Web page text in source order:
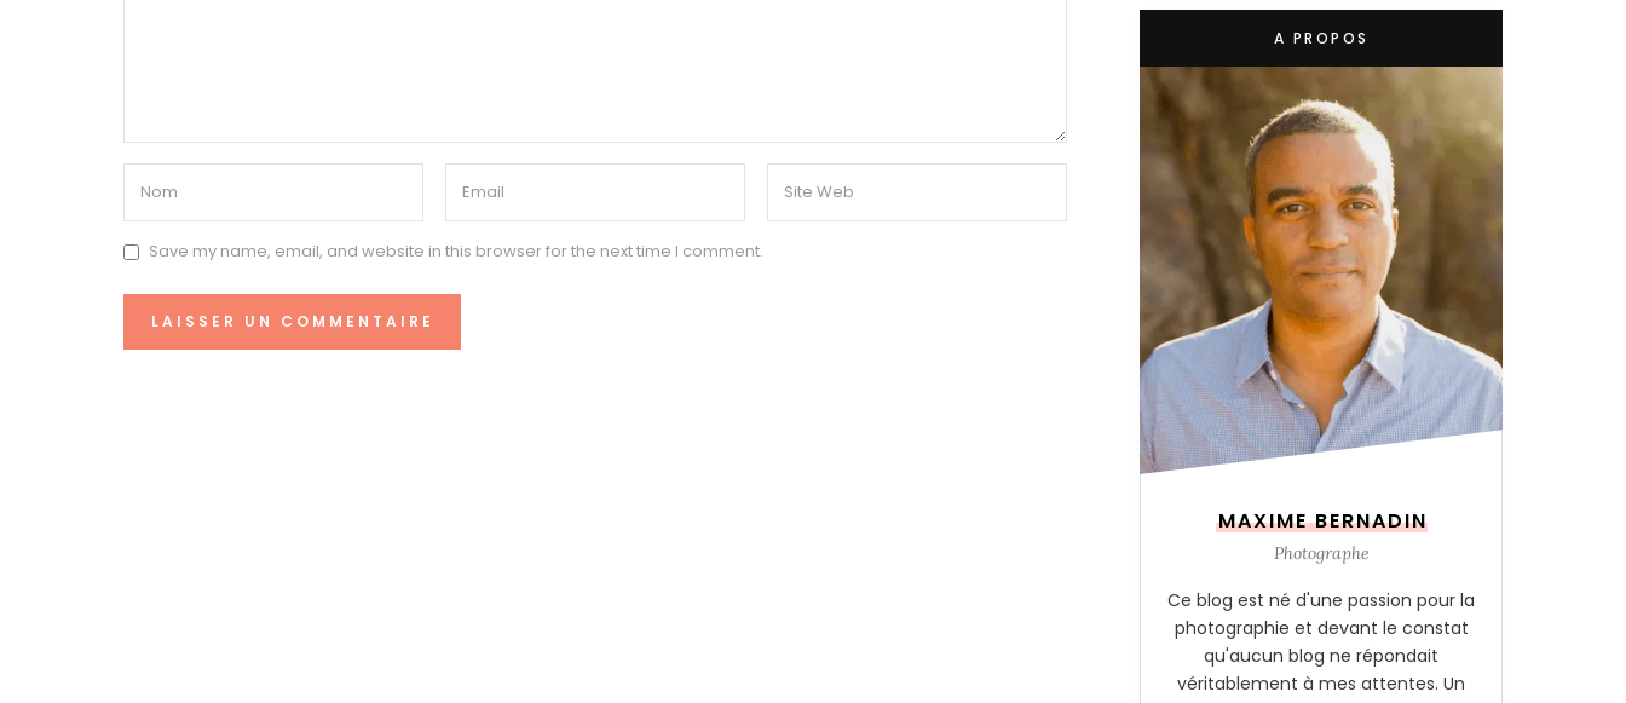
Save my name, email, and website in this browser for the next time I comment.
A PROPOS
MAXIME BERNADIN
Photographe
Ce blog est né d'une passion pour la
photographie et devant le constat
qu'aucun blog ne répondait
véritablement à mes attentes. Un